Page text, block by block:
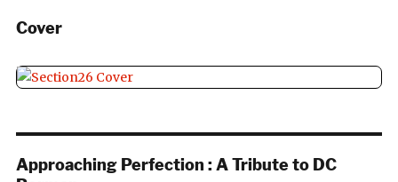
Cover
Approaching Perfection : A Tribute to DC